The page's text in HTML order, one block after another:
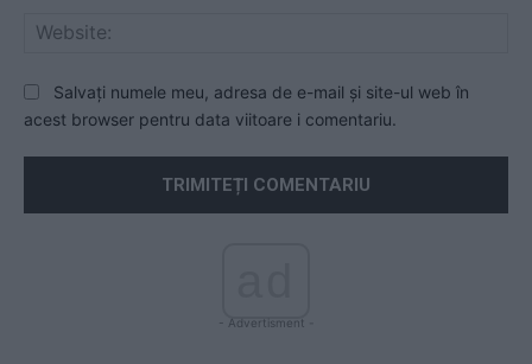
Salvați numele meu, adresa de e-mail și site-ul web în
acest browser pentru data viitoare i comentariu.
- Advertisment -